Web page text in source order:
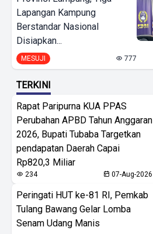
Lapangan Kampung
Berstandar Nasional
Disiapkan...
MESUJI 777
TERKINI
Rapat Paripurna KUA PPAS
Perubahan APBD Tahun Anggaran
2026, Bupati Tubaba Targetkan
pendapatan Daerah Capai
Rp820,3 Miliar
234 07-Aug-2026
Peringati HUT ke-81 RI, Pemkab
Tulang Bawang Gelar Lomba
Senam Udang Manis